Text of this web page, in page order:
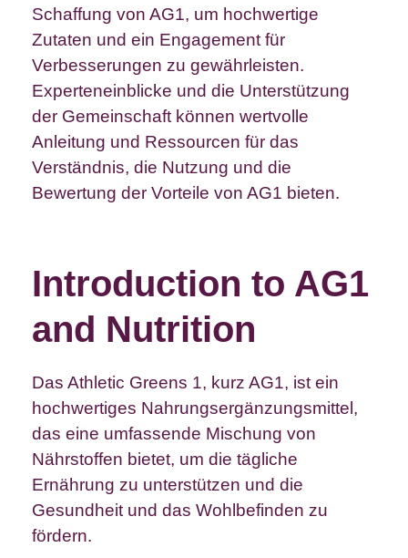
Schaffung von AG1, um hochwertige
Zutaten und ein Engagement für
Verbesserungen zu gewährleisten.
Experteneinblicke und die Unterstützung
der Gemeinschaft können wertvolle
Anleitung und Ressourcen für das
Verständnis, die Nutzung und die
Bewertung der Vorteile von AG1 bieten.
Introduction to AG1
and Nutrition
Das Athletic Greens 1, kurz AG1, ist ein
hochwertiges Nahrungsergänzungsmittel,
das eine umfassende Mischung von
Nährstoffen bietet, um die tägliche
Ernährung zu unterstützen und die
Gesundheit und das Wohlbefinden zu
fördern.